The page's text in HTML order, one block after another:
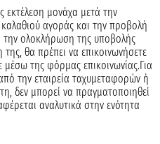
εκτέλεση μονάχα μετά την
αγοράς και την προβολή
την ολοκλήρωση της υποβολής
θα πρέπει να επικοινωνήσετε
μέσω της φόρμας επικοινωνίας.Για
την εταιρεία ταχυμεταφορών ή
δεν μπορεί να πραγματοποιηθεί
αναλυτικά στην ενότητα